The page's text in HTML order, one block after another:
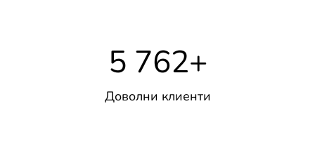
Доволни клиенти
5 762+